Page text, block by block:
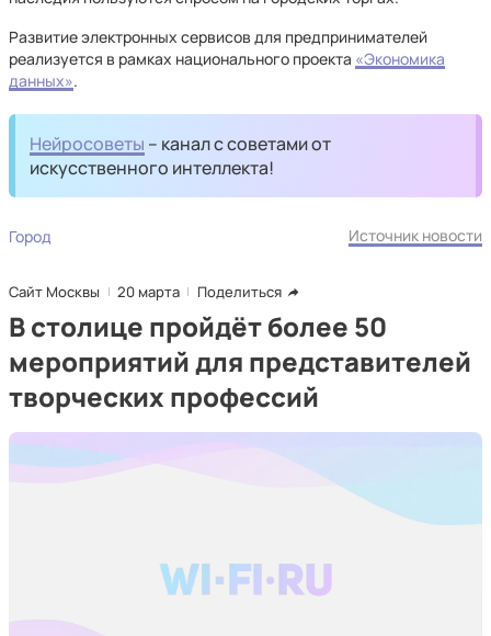
Развитие электронных сервисов для предпринимателей
реализуется в рамках национального проекта «Экономика
данных».
Нейросоветы – канал с советами от
искусственного интеллекта!
Город Источник новости
Сайт Москвы 20 марта Поделиться
В столице пройдёт более 50
мероприятий для представителей
творческих профессий